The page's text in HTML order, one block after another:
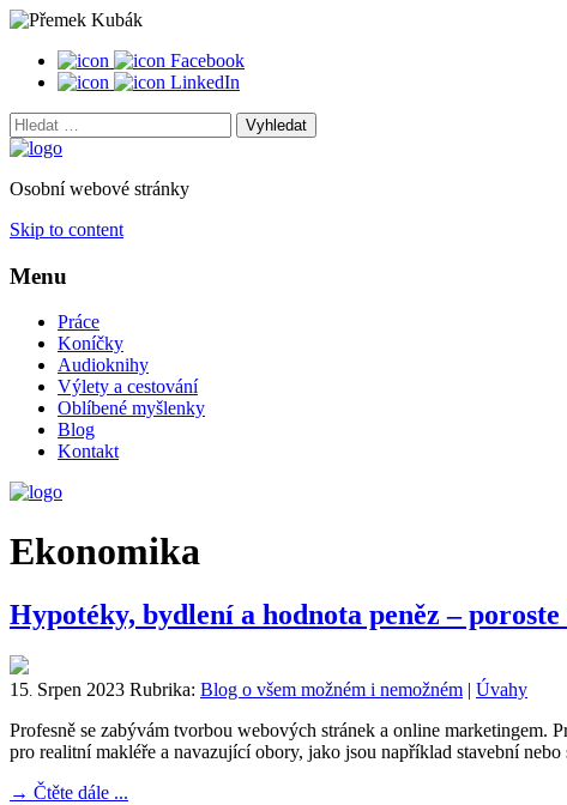
Facebook
LinkedIn
Vyhledat:
Osobní webové stránky
Skip to content
Menu
Práce
Koníčky
Audioknihy
Výlety a cestování
Oblíbené myšlenky
Blog
Kontakt
Ekonomika
Hypotéky, bydlení a hodnota peněz –
15. Srpen 2023 Rubrika: Blog o všem možném i nemožném | Úvahy
Profesně se zabývám tvorbou webových stránek a online marketingem.
pro realitní makléře a navazující obory, jako jsou například stavební
→ Čtěte dále ...